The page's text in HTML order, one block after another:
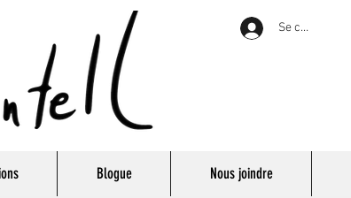
Se connecter
Blogue Nous joindre